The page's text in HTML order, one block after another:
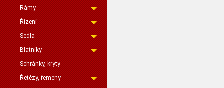
Rámy
Řízení
Sedla
Blatníky
Schránky, kryty
Řetězy, řemeny